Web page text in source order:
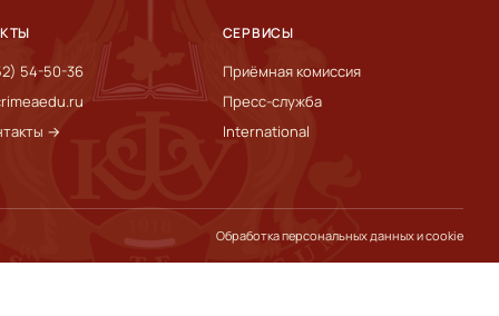
54-50-36
→
СЕРВИСЫ
Приёмная комиссия
Пресс-служба
International
Обработка персональных данных и cookie